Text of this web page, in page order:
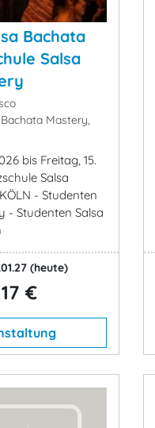
Bachata
Salsa
Mastery,
bis Freitag, 15.
Salsa
- Studenten
- Studenten Salsa
(heute)
€